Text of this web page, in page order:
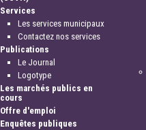
Services
Les services municipaux
Contactez nos services
Publications
Le Journal
Logotype
Les marchés publics en
cours
Offre d'emploi
Enquêtes publiques